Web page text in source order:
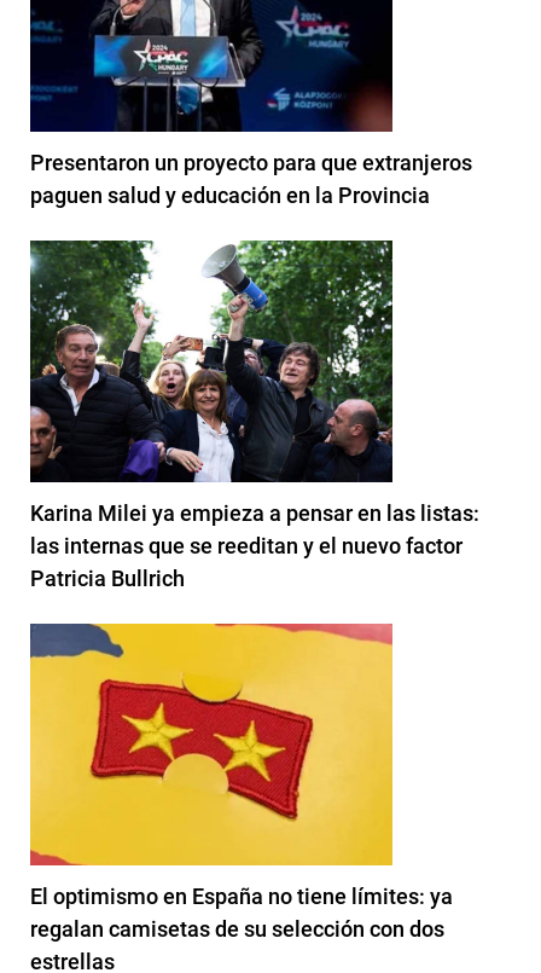
Presentaron un proyecto para que extranjeros
paguen salud y educación en la Provincia
Karina Milei ya empieza a pensar en las listas:
las internas que se reeditan y el nuevo factor
Patricia Bullrich
El optimismo en España no tiene límites: ya
regalan camisetas de su selección con dos
estrellas